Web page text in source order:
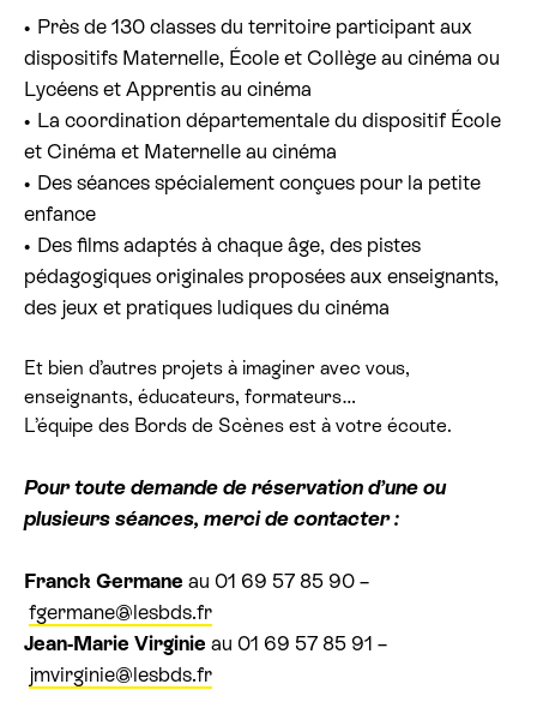
Près de 130 classes du territoire participant aux
dispositifs Maternelle, École et Collège au cinéma ou
Lycéens et Apprentis au cinéma
La coordination départementale du dispositif École
et Cinéma et Maternelle au cinéma
Des séances spécialement conçues pour la petite
enfance
Des films adaptés à chaque âge, des pistes
pédagogiques originales proposées aux enseignants,
des jeux et pratiques ludiques du cinéma
Et bien d’autres projets à imaginer avec vous,
enseignants, éducateurs, formateurs…
L’équipe des Bords de Scènes est à votre écoute.
Pour toute demande de réservation d’une ou
plusieurs séances, merci de contacter :
Franck Germane au 01 69 57 85 90 –
fgermane@lesbds.fr
Jean-Marie Virginie au 01 69 57 85 91 –
jmvirginie@lesbds.fr